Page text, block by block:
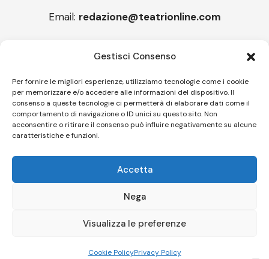
Gestisci Consenso
Per fornire le migliori esperienze, utilizziamo tecnologie come i cookie
per memorizzare e/o accedere alle informazioni del dispositivo. Il
consenso a queste tecnologie ci permetterà di elaborare dati come il
comportamento di navigazione o ID unici su questo sito. Non
acconsentire o ritirare il consenso può influire negativamente su alcune
caratteristiche e funzioni.
Accetta
Nega
Visualizza le preferenze
Cookie PolicyPrivacy Policy
Email: redazione@teatrionline.com
“Armonie d’arte” attende Joey Calderazzo
Firenze - SEO BY SIMONE ROMPIETTI SR WEB
Informativa sulla raccolta
Le tue preferenze relative alla privacy